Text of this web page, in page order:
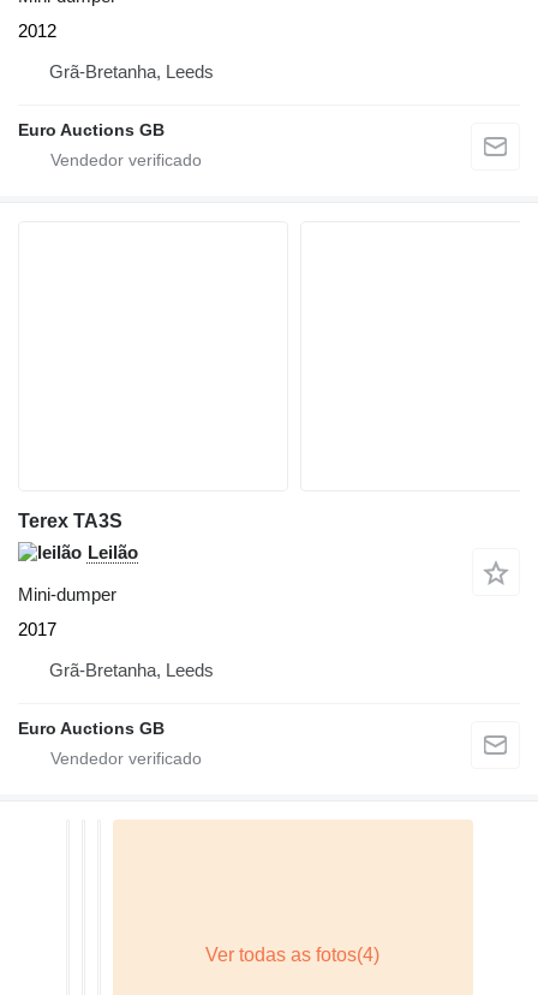
2012
Grã-Bretanha, Leeds
Euro Auctions GB
Terex TA3S
Leilão
Mini-dumper
2017
Grã-Bretanha, Leeds
Euro Auctions GB